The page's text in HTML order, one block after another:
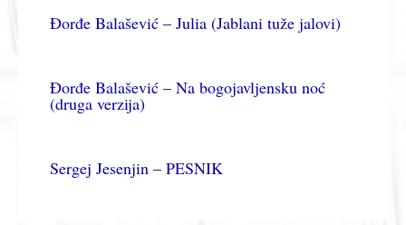
Đorđe Balašević – Julia (Jablani tuže jalovi)
Đorđe Balašević – Na bogojavljensku noć
(druga verzija)
Sergej Jesenjin – PESNIK